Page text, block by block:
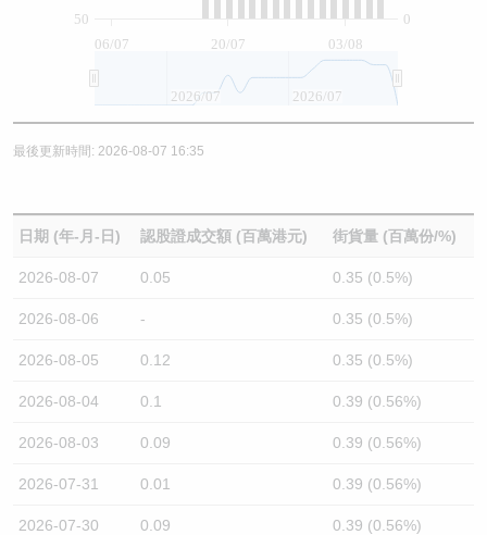
06/07 20/07 03/08
0
50
2026/07 2026/07
最後更新時間: 2026-08-07 16:35
日期 (年-月-日) 認股證成交額 (百萬港元) 街貨量 (百萬份/%)
2026-08-07 0.05 0.35 (0.5%)
2026-08-06 - 0.35 (0.5%)
2026-08-05 0.12 0.35 (0.5%)
2026-08-04 0.1 0.39 (0.56%)
2026-08-03 0.09 0.39 (0.56%)
2026-07-31 0.01 0.39 (0.56%)
2026-07-30 0.09 0.39 (0.56%)